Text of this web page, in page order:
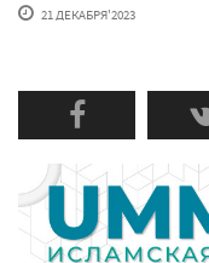
21 ДЕКАБРЯ'2023